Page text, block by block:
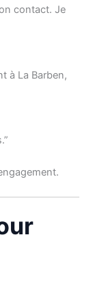
contact. Je
à La Barben,